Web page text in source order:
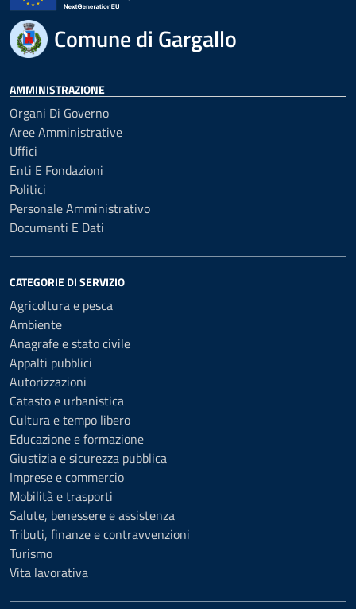
Comune di Gargallo
AMMINISTRAZIONE
Organi Di Governo
Aree Amministrative
Uffici
Enti E Fondazioni
Politici
Personale Amministrativo
Documenti E Dati
CATEGORIE DI SERVIZIO
Agricoltura e pesca
Ambiente
Anagrafe e stato civile
Appalti pubblici
Autorizzazioni
Catasto e urbanistica
Cultura e tempo libero
Educazione e formazione
Giustizia e sicurezza pubblica
Imprese e commercio
Mobilità e trasporti
Salute, benessere e assistenza
Tributi, finanze e contravvenzioni
Turismo
Vita lavorativa